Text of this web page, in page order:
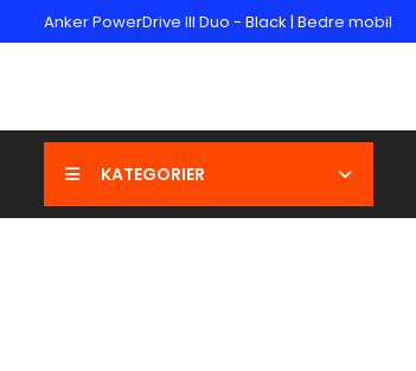
Anker PowerDrive III Duo - Black | Bedre mobil
KATEGORIER